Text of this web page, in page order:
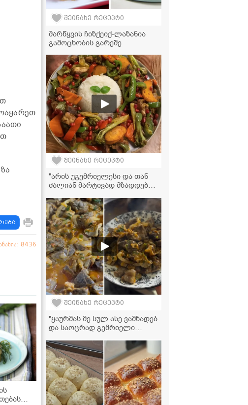
8436
შეინახე რეცეპტი
მარწყვის ჩიზქეიქ-ლაზანია
გამოცხობის გარეშე
შეინახე რეცეპტი
"არის უგემრიელესი და თან
ძალიან მარტივად მზადდება,
- ქათამი ბოსტნეულით
შეინახე რეცეპტი
"ყაურმას მე სულ ასე ვამზადებ
და საოცრად გემრიელი
ვიდეორეცეპტი